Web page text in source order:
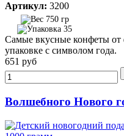
Артикул: 3200
750 гр
35
Самые вкусные конфеты от
упаковке с символом года.
651 руб
Волшебного Нового